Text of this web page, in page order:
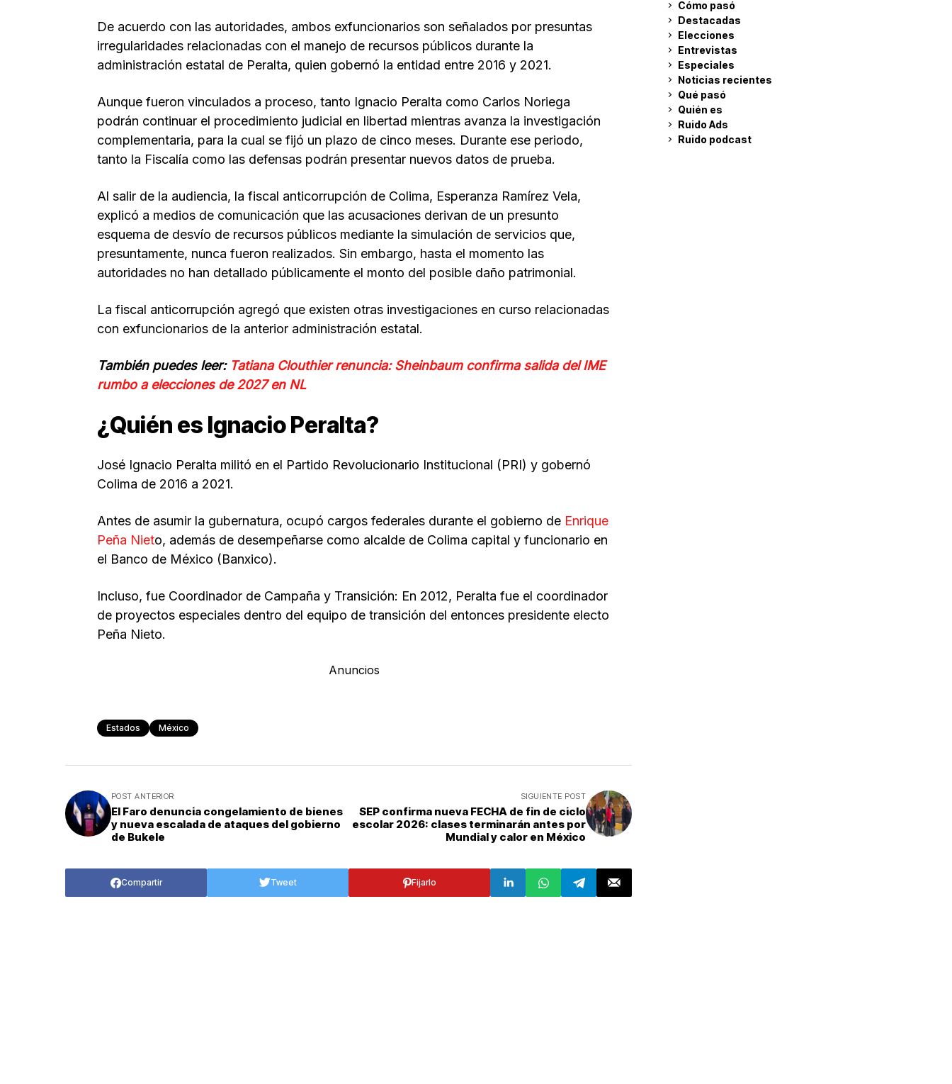
De acuerdo con las autoridades, ambos exfuncionarios son señalados por presuntas
irregularidades relacionadas con el manejo de recursos públicos durante la
administración estatal de Peralta, quien gobernó la entidad entre 2016 y 2021.
Aunque fueron vinculados a proceso, tanto Ignacio Peralta como Carlos Noriega
podrán continuar el procedimiento judicial en libertad mientras avanza la investigación
complementaria, para la cual se fijó un plazo de cinco meses. Durante ese periodo,
tanto la Fiscalía como las defensas podrán presentar nuevos datos de prueba.
Al salir de la audiencia, la fiscal anticorrupción de Colima, Esperanza Ramírez Vela,
explicó a medios de comunicación que las acusaciones derivan de un presunto
esquema de desvío de recursos públicos mediante la simulación de servicios que,
presuntamente, nunca fueron realizados. Sin embargo, hasta el momento las
autoridades no han detallado públicamente el monto del posible daño patrimonial.
La fiscal anticorrupción agregó que existen otras investigaciones en curso relacionadas
con exfuncionarios de la anterior administración estatal.
También puedes leer: Tatiana Clouthier renuncia: Sheinbaum confirma salida del IME
rumbo a elecciones de 2027 en NL
¿Quién es Ignacio Peralta?
José Ignacio Peralta militó en el Partido Revolucionario Institucional (PRI) y gobernó
Colima de 2016 a 2021.
Antes de asumir la gubernatura, ocupó cargos federales durante el gobierno de Enrique
Peña Nieto, además de desempeñarse como alcalde de Colima capital y funcionario en
el Banco de México (Banxico).
Incluso, fue Coordinador de Campaña y Transición: En 2012, Peralta fue el coordinador
de proyectos especiales dentro del equipo de transición del entonces presidente electo
Peña Nieto.
Anuncios
Estados México
POST ANTERIOR
El Faro denuncia congelamiento de bienes
y nueva escalada de ataques del gobierno
de Bukele
SIGUIENTE POST
SEP confirma nueva FECHA de fin de ciclo
escolar 2026: clases terminarán antes por
Mundial y calor en México
Compartir Tweet Fijarlo
Cómo pasó
Destacadas
Elecciones
Entrevistas
Especiales
Noticias recientes
Qué pasó
Quién es
Ruido Ads
Ruido podcast